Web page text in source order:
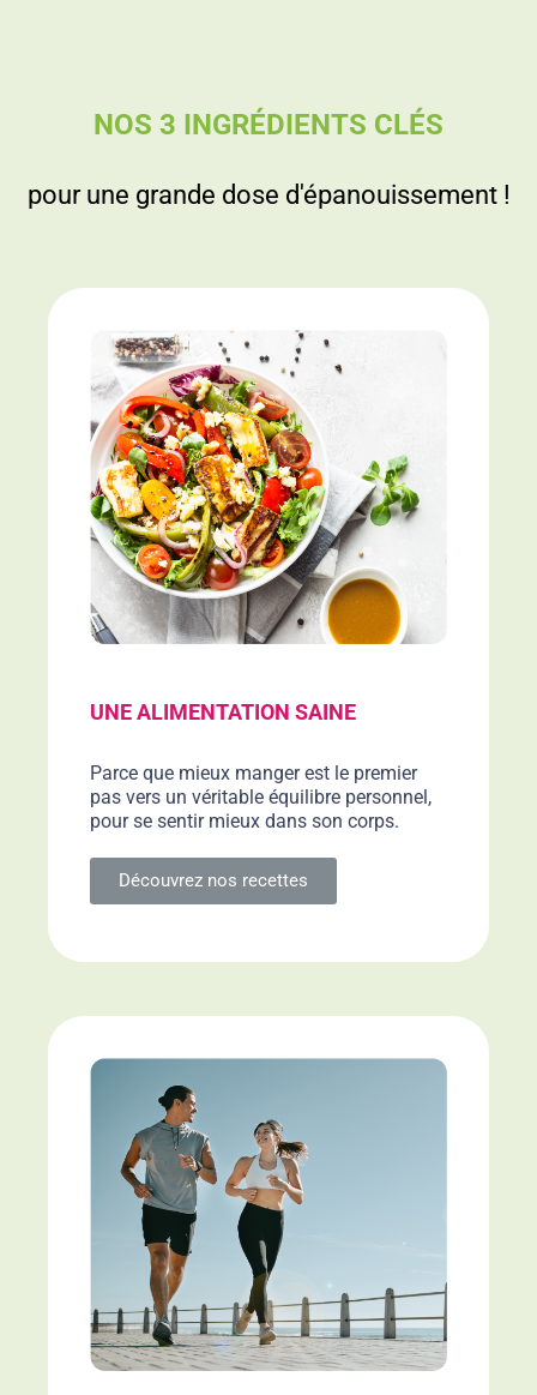
NOS 3 INGRÉDIENTS CLÉS
pour une grande dose d'épanouissement !
UNE ALIMENTATION SAINE
Parce que mieux manger est le premier
pas vers un véritable équilibre personnel,
pour se sentir mieux dans son corps.
Découvrez nos recettes